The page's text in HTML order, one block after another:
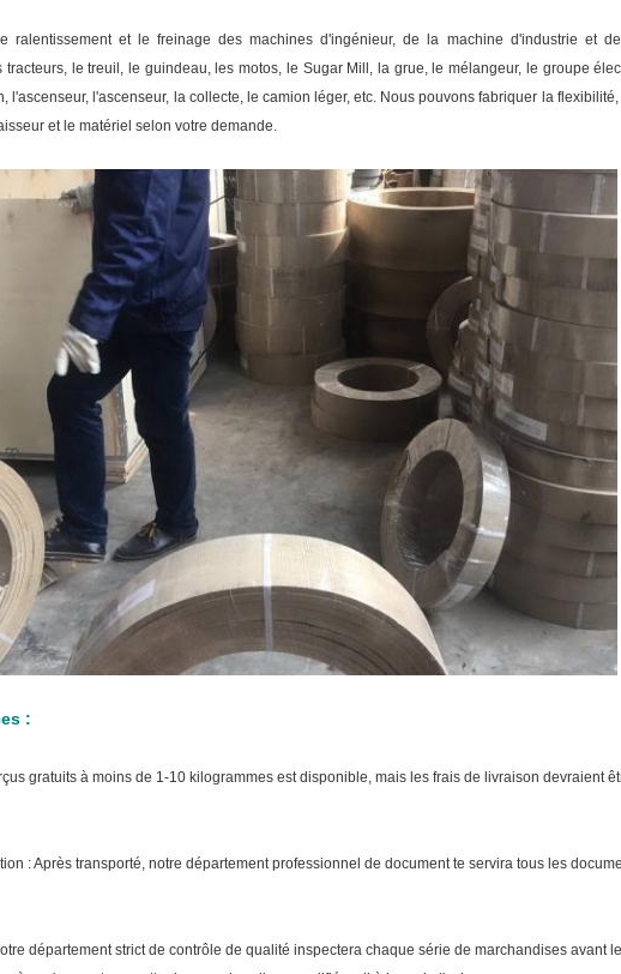
ralentissement et le freinage des machines d'ingénieur, de la machine d'industrie et
tracteurs, le treuil, le guindeau, les motos, le Sugar Mill, la grue, le mélangeur, le groupe
l'ascenseur, l'ascenseur, la collecte, le camion léger, etc. Nous pouvons fabriquer la
et le matériel selon votre demande.
:
gratuits à moins de 1-10 kilogrammes est disponible, mais les frais de livraison devraient
: Après transporté, notre département professionnel de document te servira tous les
département strict de contrôle de qualité inspectera chaque série de marchandises avant le